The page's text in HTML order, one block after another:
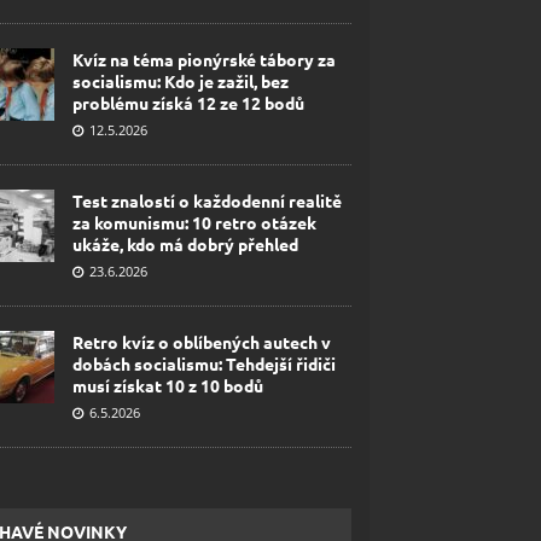
Kvíz na téma pionýrské tábory za
socialismu: Kdo je zažil, bez
problému získá 12 ze 12 bodů
12.5.2026
Test znalostí o každodenní realitě
za komunismu: 10 retro otázek
ukáže, kdo má dobrý přehled
23.6.2026
Retro kvíz o oblíbených autech v
dobách socialismu: Tehdejší řidiči
musí získat 10 z 10 bodů
6.5.2026
NOVINKY